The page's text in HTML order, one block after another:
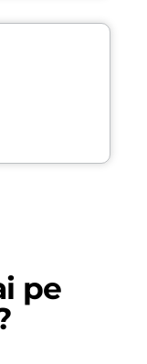
pe